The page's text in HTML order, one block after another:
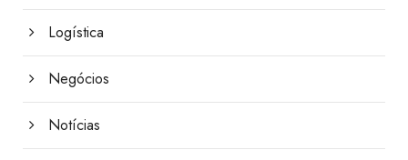
Logística
Negócios
Notícias